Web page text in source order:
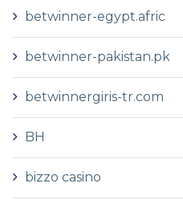
betwinner-egypt.afric
betwinner-pakistan.pk
betwinnergiris-tr.com
BH
bizzo casino